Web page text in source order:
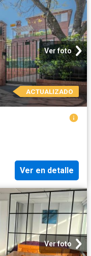
Ver foto
ACTUALIZADO
Ver en detalle
Ver foto